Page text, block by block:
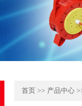
首页 >> 产品中心